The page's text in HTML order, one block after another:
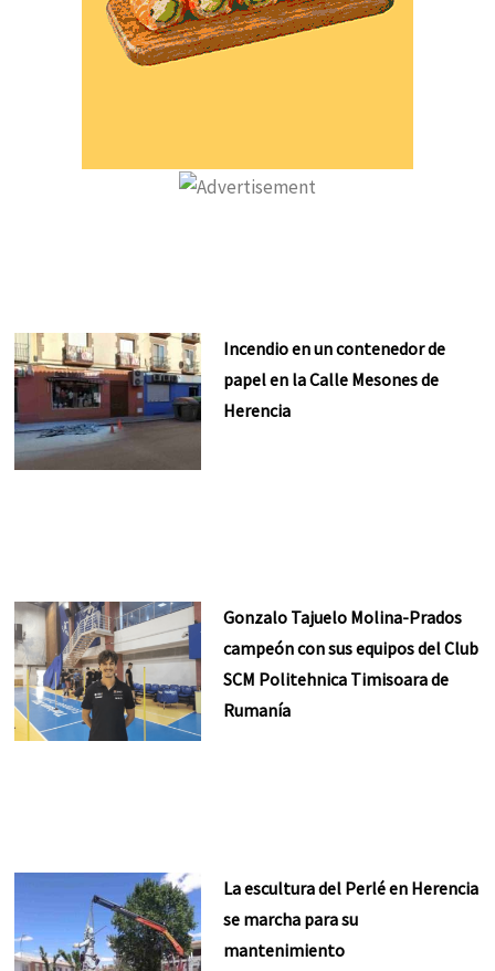
Incendio en un contenedor de
papel en la Calle Mesones de
Herencia
Gonzalo Tajuelo Molina-Prados
campeón con sus equipos del Club
SCM Politehnica Timisoara de
Rumanía
La escultura del Perlé en Herencia
se marcha para su
mantenimiento